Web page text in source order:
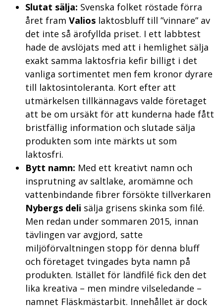
Slutat sälja: Svenska folket röstade förra
året framValios laktosbluff till ”vinnare” av
det inte så ärofyllda priset. I ett labbtest
hade de avslöjats med att i hemlighet sälja
exakt samma laktosfria kefir billigt i det
vanliga sortimentet men fem kronor dyrare
till laktosintoleranta. Kort efter att
utmärkelsen tillkännagavs valde företaget
att be om ursäkt för att kunderna hade fått
bristfällig information och slutade sälja
produkten som inte märkts ut som
laktosfri.
Bytt namn: Med ett kreativt namn och
insprutning av saltlake, aromämne och
vattenbindande fibrer försökte tillverkaren
Nybergs deli sälja grisens skinka som filé.
Men redan under sommaren 2015, innan
tävlingen var avgjord, satte
miljöförvaltningen stopp för denna bluff
och företaget tvingades byta namn på
produkten. Istället för ländfilé fick den det
lika kreativa – men mindre vilseledande –
namnet Fläskmästarbit. Innehållet är dock